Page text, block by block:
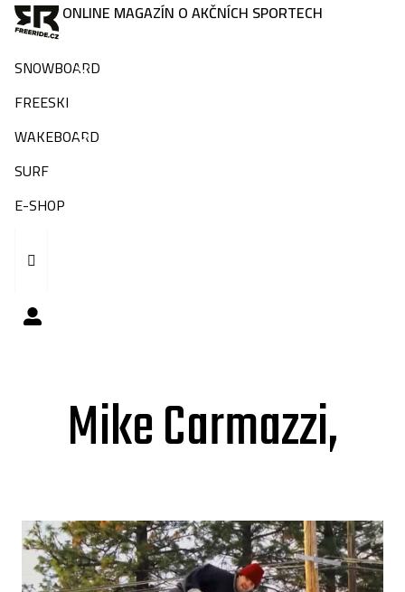
ONLINE MAGAZÍN O AKČNÍCH SPORTECH
SNOWBOARD
FREESKI
WAKEBOARD
SURF
E-SHOP
Mike Carmazzi,